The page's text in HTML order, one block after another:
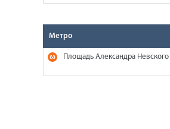
Метро
Площадь Александра Невского